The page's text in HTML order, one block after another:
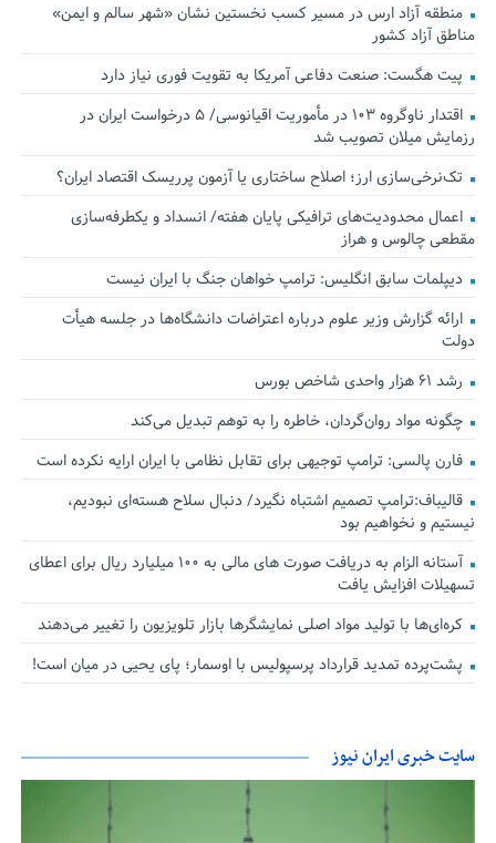
منطقه آزاد ارس در مسیر کسب نخستین نشان «شهر سالم و ایمن»
مناطق آزاد کشور
پیت هگست: صنعت دفاعی آمریکا به تقویت فوری نیاز دارد
اقتدار ناوگروه ۱۰۳ در مأموریت‌ اقیانوسی/ ۵ درخواست ایران در
رزمایش میلان تصویب شد
تک‌نرخی‌سازی ارز؛ اصلاح ساختاری یا آزمون پرریسک اقتصاد ایران؟
اعمال محدودیت‌های ترافیکی پایان هفته/ انسداد و یکطرفه‌سازی
مقطعی چالوس و هراز
دیپلمات سابق انگلیس:‌ ترامپ خواهان جنگ با ایران نیست
ارائه گزارش وزیر علوم درباره اعتراضات دانشگاه‌ها در جلسه هیأت
دولت
رشد ۶۱ هزار واحدی شاخص بورس
چگونه مواد روان‌گردان، خاطره را به توهم تبدیل می‌کند
فارن پالسی: ترامپ توجیهی برای تقابل نظامی با ایران ارایه نکرده است
قالیباف:ترامپ تصمیم اشتباه نگیرد/ دنبال سلاح هسته‌ای نبودیم،
نیستیم و نخواهیم بود
آستانه الزام به دریافت صورت های مالی به ۱۰۰ میلیارد ریال برای اعطای
تسهیلات افزایش یافت
کره‌ای‌ها با تولید مواد اصلی نمایشگرها بازار تلویزیون را تغییر می‌دهند
پشت‌پرده تمدید قرارداد پرسپولیس با اوسمار؛ پای یحیی در میان است!
سایت خبری ایران نیوز